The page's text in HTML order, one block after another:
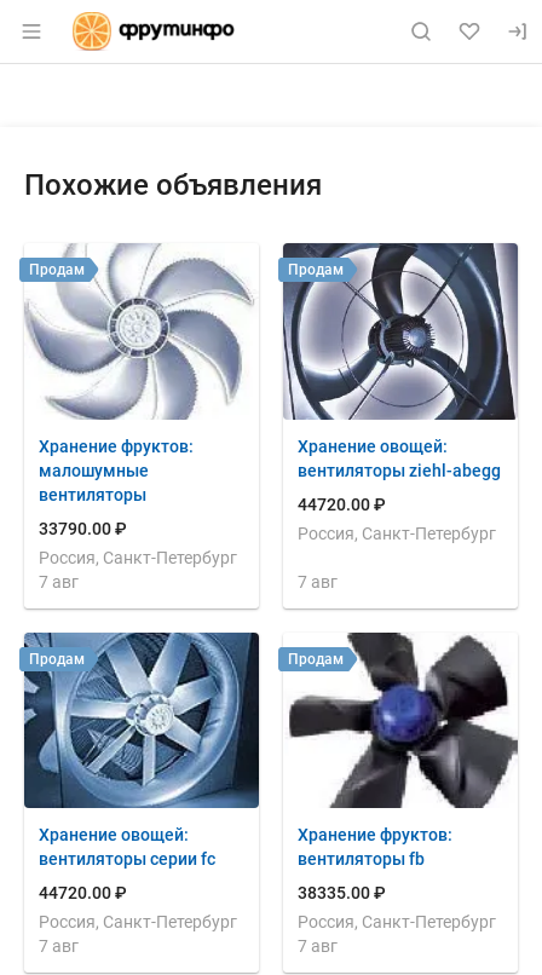
Раздел навигации по сайту fruitinfo.ru
Похожие объявления
Хранение фруктов:
малошумные
вентиляторы
33790.00 ₽
Россия, Санкт-Петербург
7 авг
Продам
Хранение овощей:
вентиляторы ziehl-abegg
44720.00 ₽
Россия, Санкт-Петербург
7 авг
Продам
Хранение овощей:
вентиляторы серии fc
44720.00 ₽
Россия, Санкт-Петербург
7 авг
Продам
Хранение фруктов:
вентиляторы fb
38335.00 ₽
Россия, Санкт-Петербург
7 авг
Продам